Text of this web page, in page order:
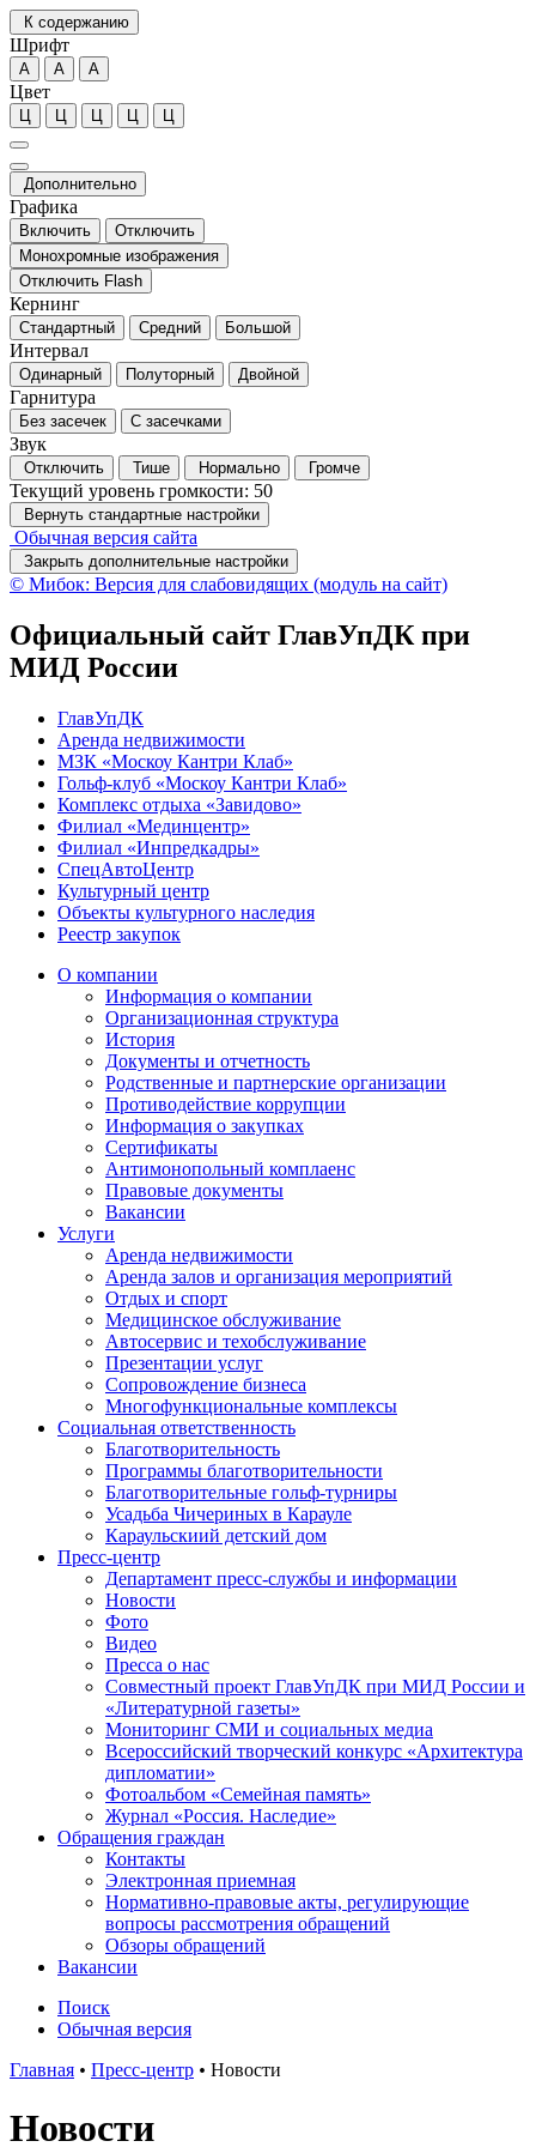
К содержанию
Шрифт
А А А
Цвет
Ц Ц Ц Ц Ц
Дополнительно
Графика
Включить
Отключить
Монохромные изображения
Отключить Flash
Кернинг
Стандартный Средний Большой
Интервал
Одинарный Полуторный Двойной
Гарнитура
Без засечек С засечками
Звук
Отключить Тише Нормально Громче
Текущий уровень громкости: 50
Вернуть стандартные настройки
Обычная версия сайта
Закрыть дополнительные настройки
© Мибок: Версия для слабовидящих (модуль на сайт)
Официальный сайт ГлавУпДК при
МИД России
ГлавУпДК
Аренда недвижимости
МЗК «Москоу Кантри Клаб»
Гольф-клуб «Москоу Кантри Клаб»
Комплекс отдыха «Завидово»
Филиал «Мединцентр»
Филиал «Инпредкадры»
СпецАвтоЦентр
Культурный центр
Объекты культурного наследия
Реестр закупок
О компании
Информация о компании
Организационная структура
История
Документы и отчетность
Родственные и партнерские организации
Противодействие коррупции
Информация о закупках
Сертификаты
Антимонопольный комплаенс
Правовые документы
Вакансии
Услуги
Аренда недвижимости
Аренда залов и организация мероприятий
Отдых и спорт
Медицинское обслуживание
Автосервис и техобслуживание
Презентации услуг
Сопровождение бизнеса
Многофункциональные комплексы
Социальная ответственность
Благотворительность
Программы благотворительности
Благотворительные гольф-турниры
Усадьба Чичериных в Карауле
Караульскиий детский дом
Пресс-центр
Департамент пресс-службы и информации
Новости
Фото
Видео
Пресса о нас
Совместный проект ГлавУпДК при МИД России и
«Литературной газеты»
Мониторинг СМИ и социальных медиа
Всероссийский творческий конкурс «Архитектура
дипломатии»
Фотоальбом «Семейная память»
Журнал «Россия. Наследие»
Обращения граждан
Контакты
Электронная приемная
Нормативно-правовые акты, регулирующие
вопросы рассмотрения обращений
Обзоры обращений
Вакансии
Поиск
Обычная версия
Главная • Пресс-центр • Новости
Новости